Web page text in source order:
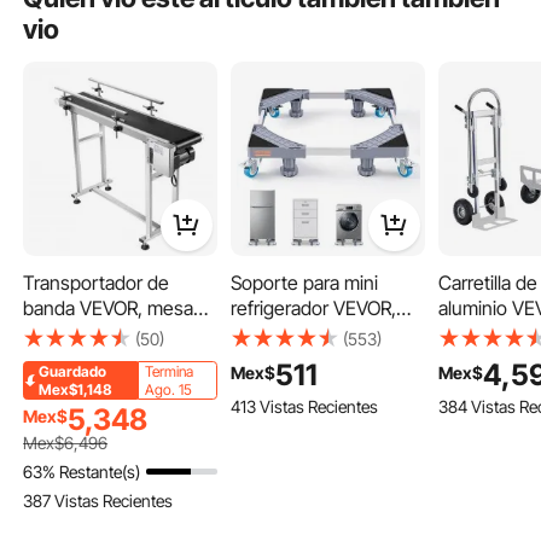
vio
Transportador de
banda VEVOR, mesa
transportadora de 47 x
7,8 pulgadas,
transportador de
banda motorizado de
acero inoxidable de
alta resistencia para
aplicaciones de
codificación por
(50)
Guardado
Mex$1,148
Termina
Ago. 15
Mex$5,348
Mex$6,496
63% Restante(s)
387 Vistas Recientes
Soporte para mini
refrigerador VEVOR,
soporta hasta 181 kg
(400 lbs), cuenta con
4 patas resistentes, 4
ruedas giratorias con
(553)
Mex$511
413 Vistas Recientes
Carretilla
aluminio
1,
de 363 kg
carretilla de
plataforma
Mex$
384 Vistas